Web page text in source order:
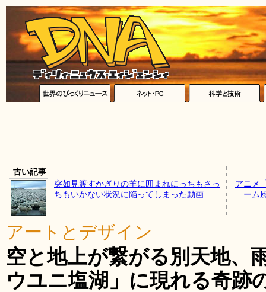
古い記事
突如見渡すかぎりの羊に囲まれにっちもさっ
ちもいかない状況に陥ってしまった動画
アニメ
ーム
アートとデザイン
空と地上が繋がる別天地、
ウユニ塩湖」に現れる奇跡